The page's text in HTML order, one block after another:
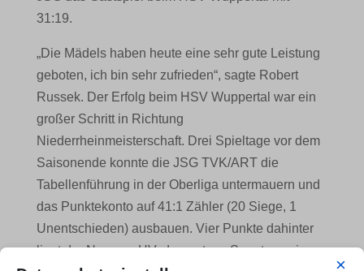
31:19.
„Die Mädels haben heute eine sehr gute Leistung
geboten, ich bin sehr zufrieden“, sagte Robert
Russek. Der Erfolg beim HSV Wuppertal war ein
großer Schritt in Richtung
Niederrheinmeisterschaft. Drei Spieltage vor dem
Saisonende konnte die JSG TVK/ART die
Tabellenführung in der Oberliga untermauern und
das Punktekonto auf 41:1 Zähler (20 Siege, 1
Unentschieden) ausbauen. Vier Punkte dahinter
liegt der Neusser HV, der erst am Sonntag seine
×